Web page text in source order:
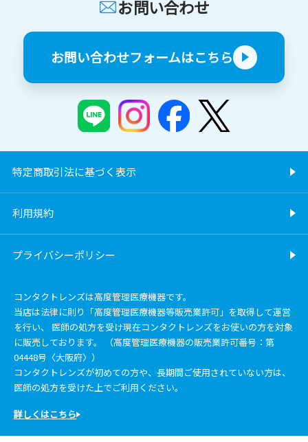
お問い合わせ
お問い合わせフォームはこちら
特定商取引法に基づく表示
利用規約
プライバシーポリシー
コンタクトレンズは高度管理医療機器です。
当店は法律に則り「高度管理医療機器等販売業許可」を取得して運営
を行い、 医師の処方を受け現在コンタクトレンズをお使いの方を対象
に販売しております。 （高度管理医療機器の販売業許可番号：第
04448号〈大阪府〉）
コンタクトレンズが初めての方や、長期間ご使用されていない方は、
医師の処方を受けた上でご利用ください。
詳しくはこちら